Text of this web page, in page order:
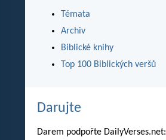
Témata
Archiv
Biblické knihy
Top 100 Biblických veršů
Darujte
Darem podpořte DailyVerses.net: